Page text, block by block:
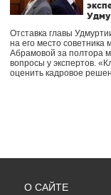
Отставка главы
на его место советника
Абрамовой за полтора
вопросы у экспертов.
оценить кадровое
О САЙТЕ